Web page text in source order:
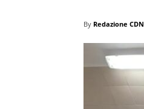
By Redazione CDN